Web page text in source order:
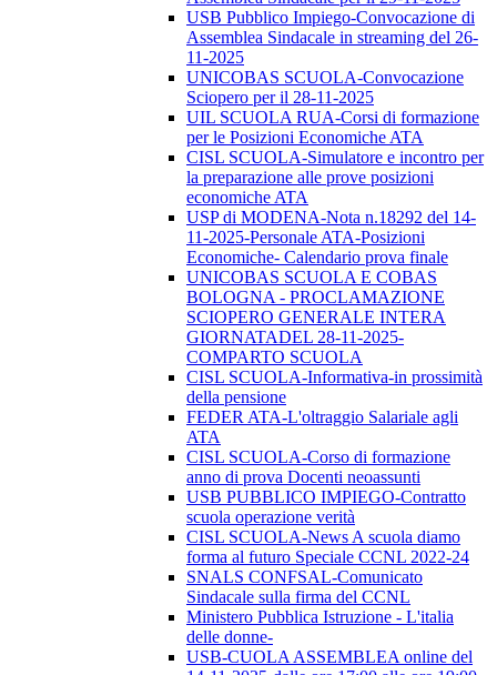
USB Pubblico Impiego-Convocazione di
Assemblea Sindacale in streaming del 26-
11-2025
UNICOBAS SCUOLA-Convocazione
Sciopero per il 28-11-2025
UIL SCUOLA RUA-Corsi di formazione
per le Posizioni Economiche ATA
CISL SCUOLA-Simulatore e incontro per
la preparazione alle prove posizioni
economiche ATA
USP di MODENA-Nota n.18292 del 14-
11-2025-Personale ATA-Posizioni
Economiche- Calendario prova finale
UNICOBAS SCUOLA E COBAS
BOLOGNA - PROCLAMAZIONE
SCIOPERO GENERALE INTERA
GIORNATADEL 28-11-2025-
COMPARTO SCUOLA
CISL SCUOLA-Informativa-in prossimità
della pensione
FEDER ATA-L'oltraggio Salariale agli
ATA
CISL SCUOLA-Corso di formazione
anno di prova Docenti neoassunti
USB PUBBLICO IMPIEGO-Contratto
scuola operazione verità
CISL SCUOLA-News A scuola diamo
forma al futuro Speciale CCNL 2022-24
SNALS CONFSAL-Comunicato
Sindacale sulla firma del CCNL
Ministero Pubblica Istruzione - L'italia
delle donne-
USB-CUOLA ASSEMBLEA online del